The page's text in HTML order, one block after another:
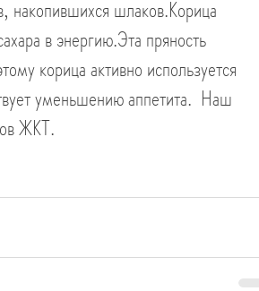
накопившихся шлаков.Корица
в энергию.Эта пряность
корица активно используется
уменьшению аппетита.  Наш
ЖКТ.